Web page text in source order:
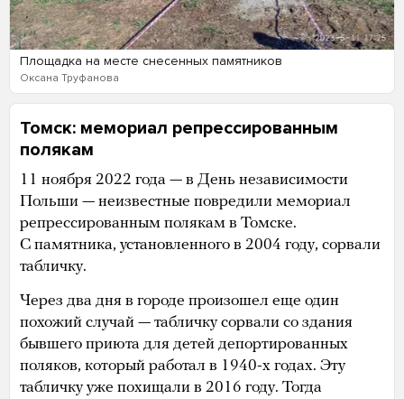
Площадка на месте снесенных памятников
Оксана Труфанова
Томск: мемориал репрессированным
полякам
11 ноября 2022 года — в День независимости
Польши — неизвестные повредили мемориал
репрессированным полякам в Томске.
С памятника, установленного в 2004 году, сорвали
табличку.
Через два дня в городе произошел еще один
похожий случай — табличку сорвали со здания
бывшего приюта для детей депортированных
поляков, который работал в 1940-х годах. Эту
табличку уже похищали в 2016 году. Тогда